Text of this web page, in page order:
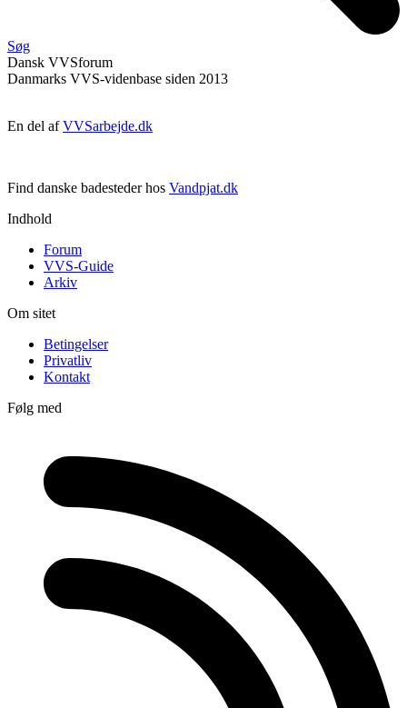
Søg
Dansk VVSforum
Danmarks VVS-videnbase siden 2013
En del afVVSarbejde.dk
Find danske badesteder hos Vandpjat.dk
Indhold
Forum
VVS-Guide
Arkiv
Om sitet
Betingelser
Privatliv
Kontakt
Følg med